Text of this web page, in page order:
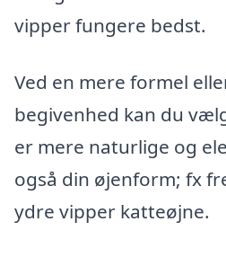
vipper fungere bedst.
Ved en mere formel
begivenhed kan du
er mere naturlige og
også din øjenform; fx
ydre vipper katteøjne.